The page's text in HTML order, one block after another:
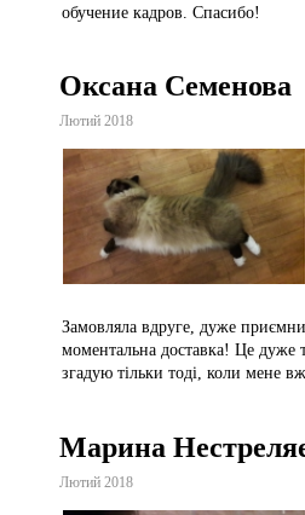
обучение кадров. Спасибо!
Оксана Семенова
Лютий 2018
Замовляла вдруге, дуже
моментальна доставка! Це дуже
згадую тільки тоді, коли мене
Марина
Лютий 2018